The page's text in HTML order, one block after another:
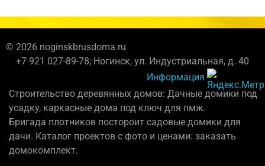
© 2026 noginskbrusdoma.ru
+7 921 027-89-78; Ногинск, ул. Индустриальная, д. 40
Информация
Строительство деревянных домов: Дачные домики под
усадку, каркасные дома под ключ для пмж.
Бригада плотников постороит садовые домики для
дачи. Каталог проектов с фото и ценами: заказать
домокомплект.